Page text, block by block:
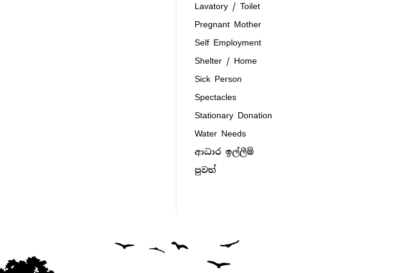
Lavatory / Toilet
Pregnant Mother
Self Employment
Shelter / Home
Sick Person
Spectacles
Stationary Donation
Water Needs
ආධාර ඉල්ලීම්
පුවත්